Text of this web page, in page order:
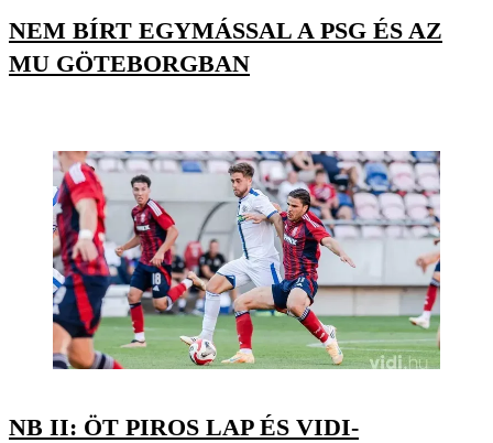
NEM BÍRT EGYMÁSSAL A PSG ÉS AZ
MU GÖTEBORGBAN
NB II: ÖT PIROS LAP ÉS VIDI-